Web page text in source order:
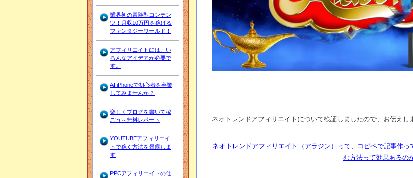
ネオトレンドアフィリエイトについて検証しましたので、お伝えし
ネオトレンドアフィリエイト（アラジン）って、コピペで記事作っ
む方法って効果あるの
業界初の冒険型コンテン
ツ！月収10万円を稼げる
ファンタジーワールド！
アフィリエイトには、い
ろんなアイデアが必要で
す。
AffiPhoneで初心者を卒業
してみませんか？
楽しくブログを書いて稼
ごう～無料レポート
YOUTUBEアフィリエイ
トで稼ぐ方法を暴露しま
す
PPCアフィリエイトの仕